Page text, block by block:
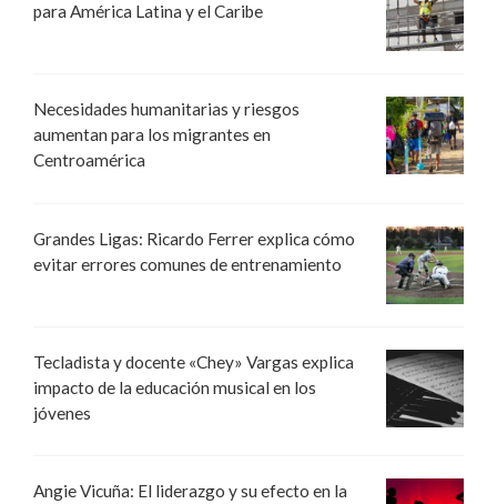
para América Latina y el Caribe
Necesidades humanitarias y riesgos
aumentan para los migrantes en
Centroamérica
Grandes Ligas: Ricardo Ferrer explica cómo
evitar errores comunes de entrenamiento
Tecladista y docente «Chey» Vargas explica
impacto de la educación musical en los
jóvenes
Angie Vicuña: El liderazgo y su efecto en la